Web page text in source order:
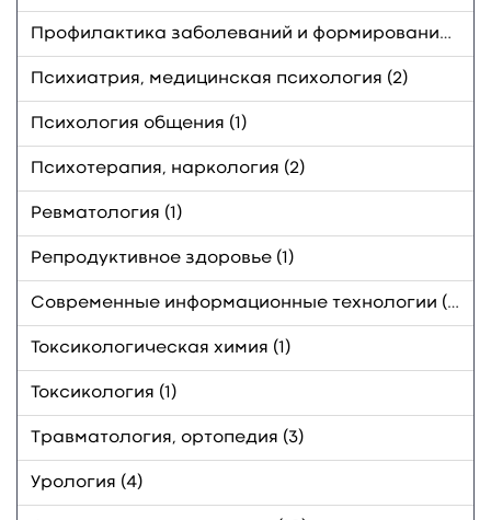
Профилактика заболеваний и формирование здорового образа жизни (3)
Психиатрия, медицинская психология (2)
Психология общения (1)
Психотерапия, наркология (2)
Ревматология (1)
Репродуктивное здоровье (1)
Современные информационные технологии (2)
Токсикологическая химия (1)
Токсикология (1)
Травматология, ортопедия (3)
Урология (4)